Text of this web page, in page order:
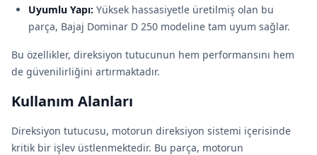
Uyumlu Yapı: Yüksek hassasiyetle üretilmiş olan bu
parça, Bajaj Dominar D 250 modeline tam uyum sağlar.
Bu özellikler, direksiyon tutucunun hem performansını hem
de güvenilirliğini artırmaktadır.
Kullanım Alanları
Direksiyon tutucusu, motorun direksiyon sistemi içerisinde
kritik bir işlev üstlenmektedir. Bu parça, motorun